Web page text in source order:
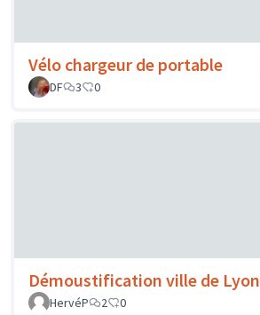
Vélo chargeur de portable
DF
3 0
Démoustification ville de Lyon
HervéP
2 0